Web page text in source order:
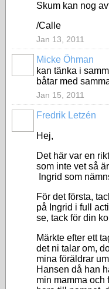
Skum kan nog
/Calle
Jan 13, 2011
Micke Öhman
kan tänka i
båtar med
Jan 15, 2011
Fredrik Letzén
Hej,
Det här var en
som inte vet så
Ingrid som
För det första,
på Ingrid i full
se, tack för din
Märkte efter ett
det ni talar om,
mina föräldrar
Hansen då han
min mamma och